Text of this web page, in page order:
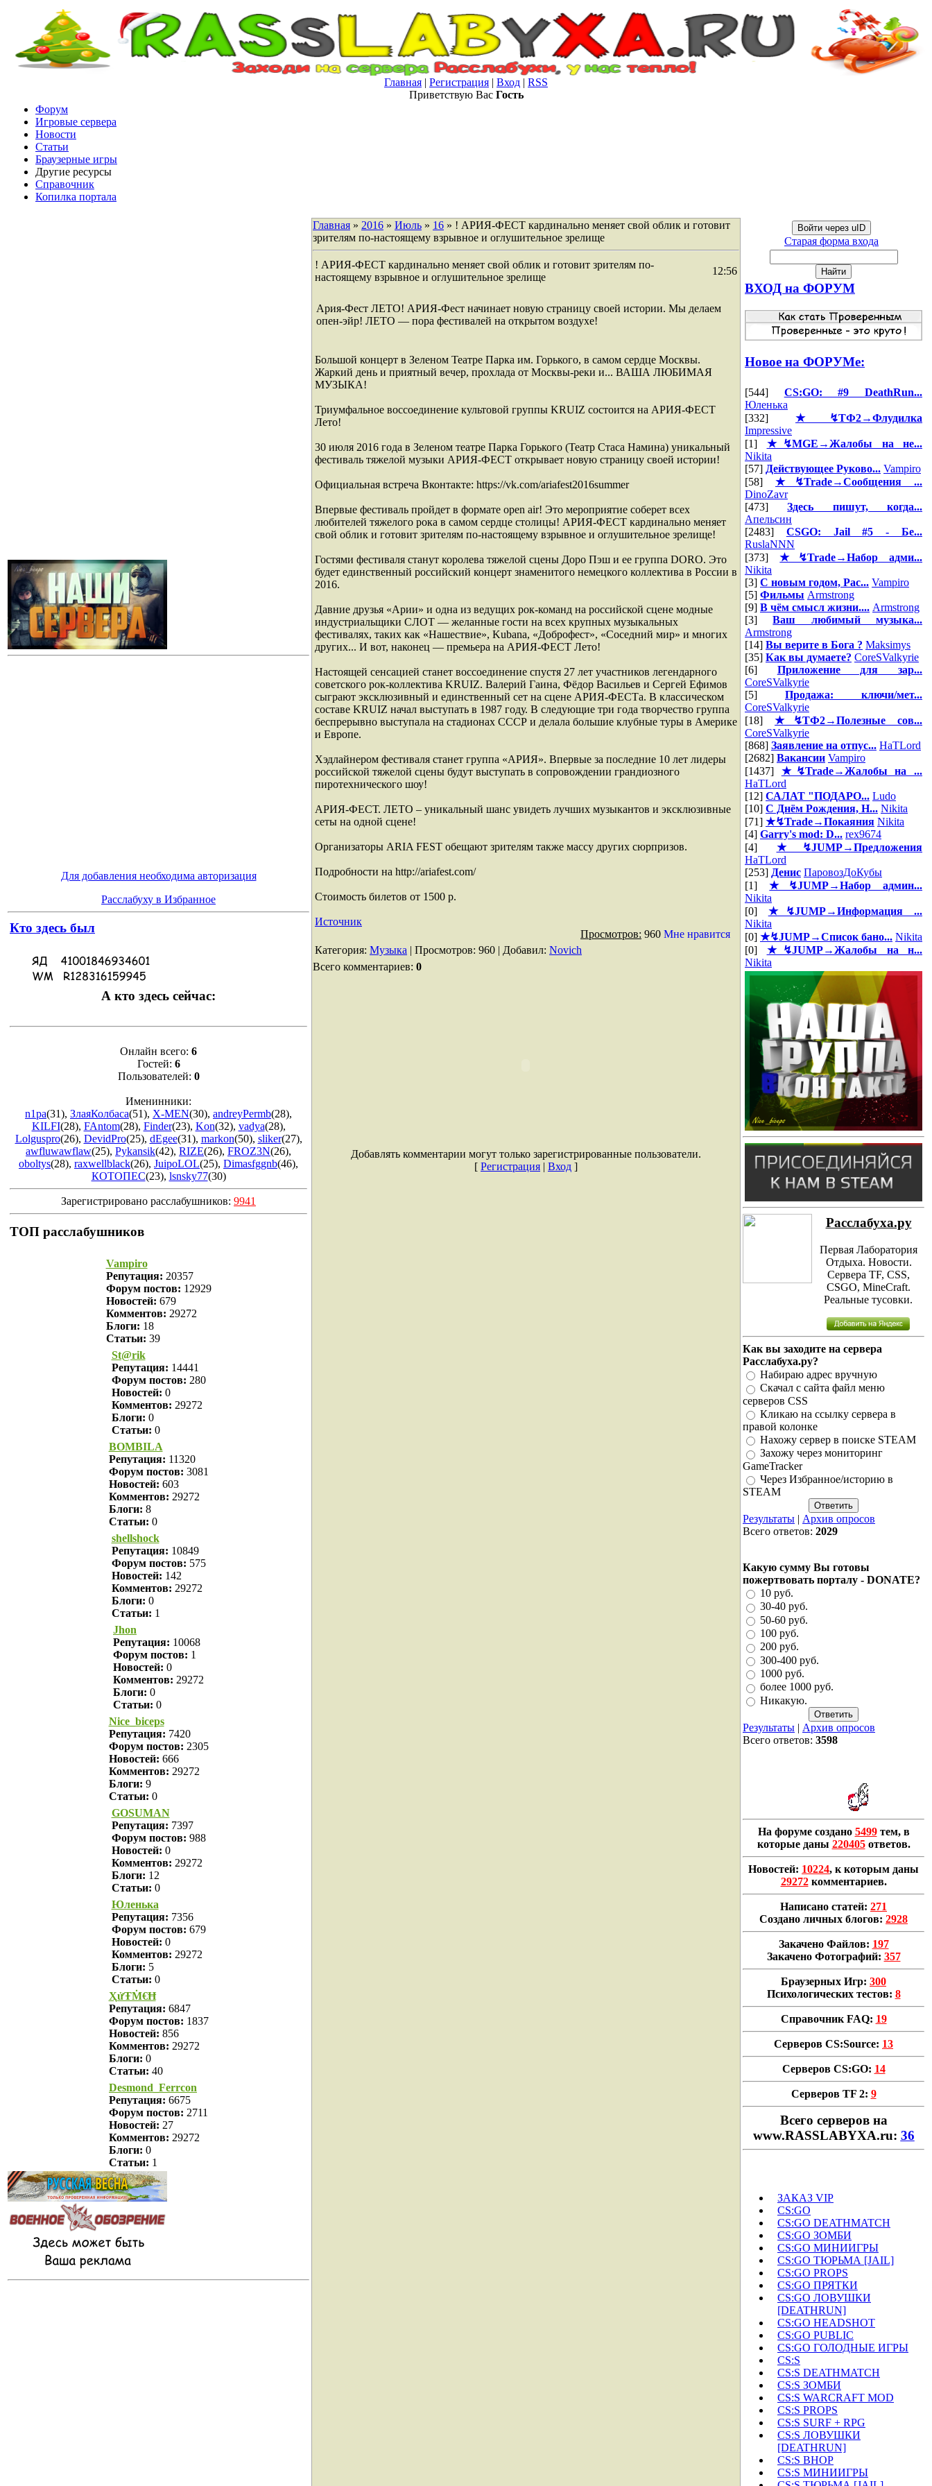
Главная | Регистрация | Вход | RSS
Приветствую Вас Гость
Форум
Игровые сервера
Новости
Статьи
Браузерные игры
Другие ресурсы
Справочник
Копилка портала
Для добавления необходима авторизация
Расслабуху в Избранное
Кто здесь был
А кто здесь сейчас:
Онлайн всего: 6
Гостей: 6
Пользователей: 0
Именинники:
n1pa(31), ЗлаяКолбаса(51), X-MEN(30), andreyPermb(28),
KILFI(28), FAntom(28), Finder(23), Kon(32), vadya(28),
Lolguspro(26), DevidPro(25), dEgee(31), markon(50), sliker(27),
awfluwawflaw(25), Pykansik(42), RIZE(26), FROZ3N(26),
oboltys(28), raxwellblack(26), JuipoLOL(25), Dimasfggnb(46),
КОТОПЕС(23), lsnsky77(30)
Зарегистрировано расслабушников: 9941
ТОП расслабушников
Vampiro
Репутация: 20357
Форум постов: 12929
Новостей: 679
Комментов: 29272
Блоги: 18
Статьи: 39
St@rik
Репутация: 14441
Форум постов: 280
Новостей: 0
Комментов: 29272
Блоги: 0
Статьи: 0
BOMBILA
Репутация: 11320
Форум постов: 3081
Новостей: 603
Комментов: 29272
Блоги: 8
Статьи: 0
shellshock
Репутация: 10849
Форум постов: 575
Новостей: 142
Комментов: 29272
Блоги: 0
Статьи: 1
Jhon
Репутация: 10068
Форум постов: 1
Новостей: 0
Комментов: 29272
Блоги: 0
Статьи: 0
Nice_biceps
Репутация: 7420
Форум постов: 2305
Новостей: 666
Комментов: 29272
Блоги: 9
Статьи: 0
GOSUMAN
Репутация: 7397
Форум постов: 988
Новостей: 0
Комментов: 29272
Блоги: 12
Статьи: 0
Юленька
Репутация: 7356
Форум постов: 679
Новостей: 0
Комментов: 29272
Блоги: 5
Статьи: 0
ҲửŦṀ€Ħ
Репутация: 6847
Форум постов: 1837
Новостей: 856
Комментов: 29272
Блоги: 0
Статьи: 40
Desmond_Ferrcon
Репутация: 6675
Форум постов: 2711
Новостей: 27
Комментов: 29272
Блоги: 0
Статьи: 1
Главная » 2016 » Июль » 16 » ! АРИЯ-ФЕСТ кардинально меняет свой облик и готовит
зрителям по-настоящему взрывное и оглушительное зрелище
! АРИЯ-ФЕСТ кардинально меняет свой облик и готовит зрителям по-
настоящему взрывное и оглушительное зрелище
12:56
Ария-Фест ЛЕТО! АРИЯ-Фест начинает новую страницу своей истории. Мы делаем
опен-эйр! ЛЕТО — пора фестивалей на открытом воздухе!
Большой концерт в Зеленом Театре Парка им. Горького, в самом сердце Москвы.
Жаркий день и приятный вечер, прохлада от Москвы-реки и... ВАША ЛЮБИМАЯ
МУЗЫКА!
Триумфальное воссоединение культовой группы KRUIZ состоится на АРИЯ-ФЕСТ
Лето!
30 июля 2016 года в Зеленом театре Парка Горького (Театр Стаса Намина) уникальный
фестиваль тяжелой музыки АРИЯ-ФЕСТ открывает новую страницу своей истории!
Официальная встреча Вконтакте: https://vk.com/ariafest2016summer
Впервые фестиваль пройдет в формате open air! Это мероприятие соберет всех
любителей тяжелого рока в самом сердце столицы! АРИЯ-ФЕСТ кардинально меняет
свой облик и готовит зрителям по-настоящему взрывное и оглушительное зрелище!
Гостями фестиваля станут королева тяжелой сцены Доро Пэш и ее группа DORO. Это
будет единственный российский концерт знаменитого немецкого коллектива в России в
2016.
Давние друзья «Арии» и одна из ведущих рок-команд на российской сцене модные
индустриальщики СЛОТ — желанные гости на всех крупных музыкальных
фестивалях, таких как «Нашествие», Kubana, «Доброфест», «Соседний мир» и многих
других... И вот, наконец — премьера на АРИЯ-ФЕСТ Лето!
Настоящей сенсацией станет воссоединение спустя 27 лет участников легендарного
советского рок-коллектива KRUIZ. Валерий Гаина, Фёдор Васильев и Сергей Ефимов
сыграют эксклюзивный и единственный сет на сцене АРИЯ-ФЕСТа. В классическом
составе KRUIZ начал выступать в 1987 году. В следующие три года творчество группа
беспрерывно выступала на стадионах СССР и делала большие клубные туры в Америке
и Европе.
Хэдлайнером фестиваля станет группа «АРИЯ». Впервые за последние 10 лет лидеры
российской тяжелой сцены будут выступать в сопровождении грандиозного
пиротехнического шоу!
АРИЯ-ФЕСТ. ЛЕТО – уникальный шанс увидеть лучших музыкантов и эксклюзивные
сеты на одной сцене!
Организаторы ARIA FEST обещают зрителям также массу других сюрпризов.
Подробности на http://ariafest.com/
Стоимость билетов от 1500 р.
Источник
Просмотров: 960 Мне нравится
Категория: Музыка | Просмотров: 960 | Добавил: Novich
Всего комментариев: 0
Добавлять комментарии могут только зарегистрированные пользователи.
[ Регистрация | Вход ]
Войти через uID
Старая форма входа
ВХОД на ФОРУМ
Новое на ФОРУМе:
[544] CS:GO: #9 DeathRun...
Юленька
[332] ★↯ТФ2→Флудилка
Impressive
[1] ★↯MGE→Жалобы на не...
Nikita
[57] Действующее Руково... Vampiro
[58] ★↯Trade→Сообщения ...
DinoZavr
[473]Здесь пишут, когда...
Апельсин
[2483] CSGO: Jail #5 - Бе...
RuslaNNN
[373]★↯Trade→Набор адми...
Nikita
[3] С новым годом, Рас... Vampiro
[5] Фильмы Armstrong
[9] В чём смысл жизни.... Armstrong
[3]Ваш любимый музыка...
Armstrong
[14] Вы верите в Бога ? Maksimys
[35] Как вы думаете? CoreSValkyrie
[6] Приложение для зар...
CoreSValkyrie
[5] Продажа: ключи/мет...
CoreSValkyrie
[18] ★↯ТФ2→Полезные сов...
CoreSValkyrie
[868] Заявление на отпус... HaTLord
[2682] Вакансии Vampiro
[1437] ★↯Trade→Жалобы на ...
HaTLord
[12] САЛАТ "ПОДАРО... Ludo
[10] С Днём Рождения, Н... Nikita
[71] ★↯Trade→Покаяния Nikita
[4] Garry's mod: D... rex9674
[4] ★↯JUMP→Предложения
HaTLord
[253] Денис ПаровозДоКубы
[1]★↯JUMP→Набор админ...
Nikita
[0] ★↯JUMP→Информация ...
Nikita
[0] ★↯JUMP→Список бано... Nikita
[0] ★↯JUMP→Жалобы на н...
Nikita
Расслабуха.ру
Первая Лаборатория
Отдыха. Новости.
Сервера TF, CSS,
CSGO, MineCraft.
Реальные тусовки.
Как вы заходите на сервера
Расслабуха.ру?
Набираю адрес вручную
Скачал с сайта файл меню
серверов CSS
Кликаю на ссылку сервера в
правой колонке
Нахожу сервер в поиске STEAM
Захожу через мониторинг
GameTracker
Через Избранное/историю в
STEAM
Результаты | Архив опросов
Всего ответов: 2029
Какую сумму Вы готовы
пожертвовать порталу - DONATE?
10 руб.
30-40 руб.
50-60 руб.
100 руб.
200 руб.
300-400 руб.
1000 руб.
более 1000 руб.
Никакую.
Результаты | Архив опросов
Всего ответов: 3598
На форуме создано 5499тем, в
которые даны 220405ответов.
Новостей: 10224, к которым даны
29272комментариев.
Написано статей: 271
Создано личных блогов: 2928
Закачено Файлов: 197
Закачено Фотографий: 357
Браузерных Игр: 300
Психологических тестов: 8
Справочник FAQ: 19
Серверов CS:Source: 13
Серверов CS:GO: 14
Серверов TF 2: 9
Всего cерверов на
www.RASSLABYXA.ru: 36
ЗАКАЗ VIP
CS:GO
CS:GO DEATHMATCH
CS:GO ЗОМБИ
CS:GO МИНИИГРЫ
CS:GO ТЮРЬМА [JAIL]
CS:GO PROPS
CS:GO ПРЯТКИ
CS:GO ЛОВУШКИ
[DEATHRUN]
CS:GO HEADSHOT
CS:GO PUBLIC
CS:GO ГОЛОДНЫЕ ИГРЫ
CS:S
CS:S DEATHMATCH
CS:S ЗОМБИ
CS:S WARCRAFT MOD
CS:S PROPS
CS:S SURF + RPG
CS:S ЛОВУШКИ
[DEATHRUN]
CS:S BHOP
CS:S МИНИИГРЫ